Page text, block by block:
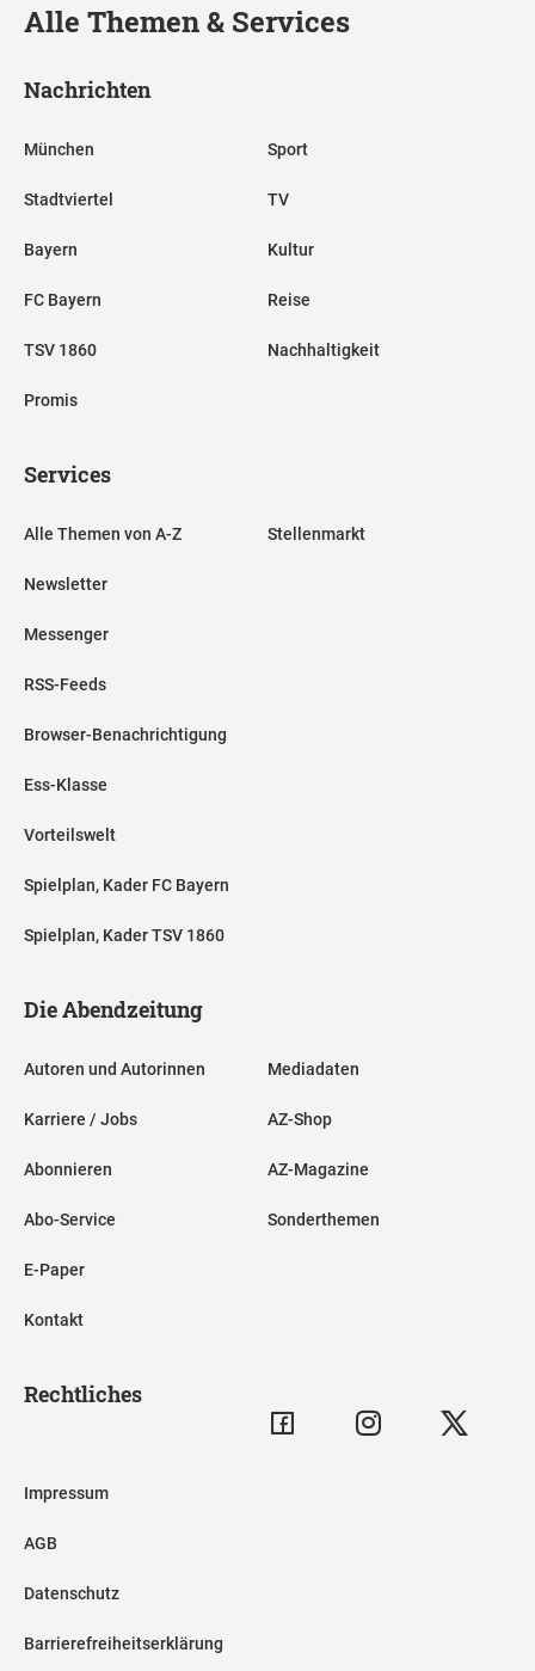
Alle Themen & Services
Nachrichten
München
Stadtviertel
Bayern
FC Bayern
TSV 1860
Promis
Sport
TV
Kultur
Reise
Nachhaltigkeit
Services
Alle Themen von A-Z
Newsletter
Messenger
RSS-Feeds
Browser-Benachrichtigung
Ess-Klasse
Vorteilswelt
Spielplan, Kader FC Bayern
Spielplan, Kader TSV 1860
Stellenmarkt
Die Abendzeitung
Autoren und Autorinnen
Karriere / Jobs
Abonnieren
Abo-Service
E-Paper
Kontakt
Mediadaten
AZ-Shop
AZ-Magazine
Sonderthemen
Rechtliches
Impressum
AGB
Datenschutz
Barrierefreiheitserklärung